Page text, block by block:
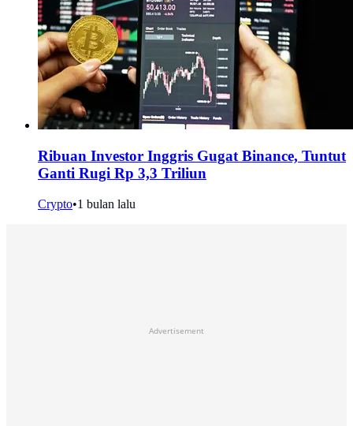
Ribuan Investor Inggris Gugat Binance, Tuntut
Ganti Rugi Rp 3,3 Triliun
Crypto•1 bulan lalu
Advertisement